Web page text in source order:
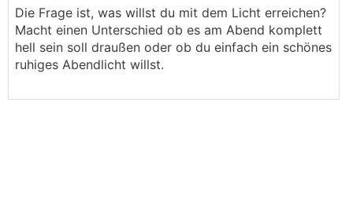
Die Frage ist, was willst du mit dem Licht erreichen?
Macht einen Unterschied ob es am Abend komplett
hell sein soll draußen oder ob du einfach ein schönes
ruhiges Abendlicht willst.